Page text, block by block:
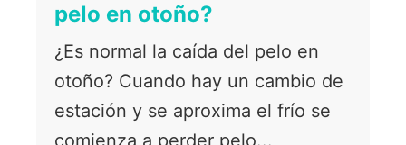
pelo en otoño?
¿Es normal la caída del pelo en
otoño? Cuando hay un cambio de
estación y se aproxima el frío se
comienza a perder pelo...